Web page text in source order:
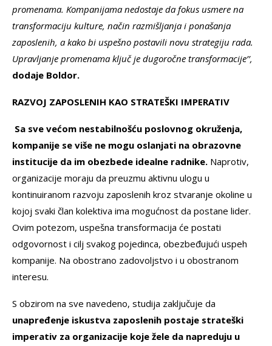
promenama. Kompanijama nedostaje da fokus usmere na
transformaciju kulture, način razmišljanja i ponašanja
zaposlenih, a kako bi uspešno postavili novu strategiju rada.
Upravljanje promenama ključ je dugoročne transformacije’’,
dodaje Boldor.
RAZVOJ ZAPOSLENIH KAO STRATEŠKI IMPERATIV
Sa sve većom nestabilnošću poslovnog okruženja,
kompanije se više ne mogu oslanjati na obrazovne
institucije da im obezbede idealne radnike. Naprotiv,
organizacije moraju da preuzmu aktivnu ulogu u
kontinuiranom razvoju zaposlenih kroz stvaranje okoline u
kojoj svaki član kolektiva ima mogućnost da postane lider.
Ovim potezom, uspešna transformacija će postati
odgovornost i cilj svakog pojedinca, obezbeđujući uspeh
kompanije. Na obostrano zadovoljstvo i u obostranom
interesu.
S obzirom na sve navedeno, studija zaključuje da
unapređenje iskustva zaposlenih postaje strateški
imperativ za organizacije koje žele da napreduju u